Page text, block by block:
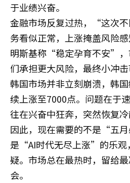
于业绩兴奋。
金融市场反复过热，“这次
务看似正常，上涨掩盖风险
明斯基称“稳定孕育不安”，
们承担更大风险，最终小冲击
韩国市场并非立刻崩溃，韩
续上涨至7000点。问题在于
往在兴奋中狂奔，突然恢复冷
因此，现在需要的不是“五
是“AI时代无尽上涨”的乐观
疑。市场总在最热时，留给
会。